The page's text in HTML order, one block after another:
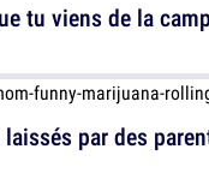
par des
tu viens de la